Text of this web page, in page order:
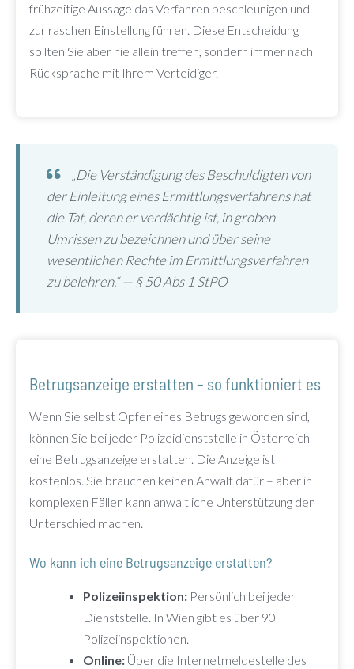
frühzeitige Aussage das Verfahren beschleunigen und
zur raschen Einstellung führen. Diese Entscheidung
sollten Sie aber nie allein treffen, sondern immer nach
Rücksprache mit Ihrem Verteidiger.
„Die Verständigung des Beschuldigten von
der Einleitung eines Ermittlungsverfahrens hat
die Tat, deren er verdächtig ist, in groben
Umrissen zu bezeichnen und über seine
wesentlichen Rechte im Ermittlungsverfahren
zu belehren.“ — § 50 Abs 1 StPO
Betrugsanzeige erstatten – so funktioniert es
Wenn Sie selbst Opfer eines Betrugs geworden sind,
können Sie bei jeder Polizeidienststelle in Österreich
eine Betrugsanzeige erstatten. Die Anzeige ist
kostenlos. Sie brauchen keinen Anwalt dafür – aber in
komplexen Fällen kann anwaltliche Unterstützung den
Unterschied machen.
Wo kann ich eine Betrugsanzeige erstatten?
Polizeiinspektion: Persönlich bei jeder
Dienststelle. In Wien gibt es über 90
Polizeiinspektionen.
Online: Über die Internetmeldestelle des